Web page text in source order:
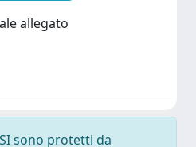
allegato
sono protetti da